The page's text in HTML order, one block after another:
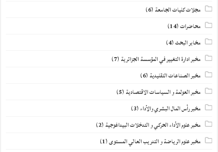
مجلات كليات الجامعة (6)
محاضرات(14)
مخابر البحث(4)
مخبر ادارة التغيير في المؤسسة الجزائرية (7)
مخبر الصناعات التقليدية (6)
مخبر العولمة و السياسات الاقتصادية (5)
مخبر رأس المال البشري والأداء(3)
مخبر علوم الأداء الحركي و التدخلات البيداغوجية (2)
مخبر علوم الرياضة و التدريب العالي المستوى(1)